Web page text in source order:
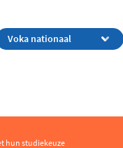
hun studiekeuze